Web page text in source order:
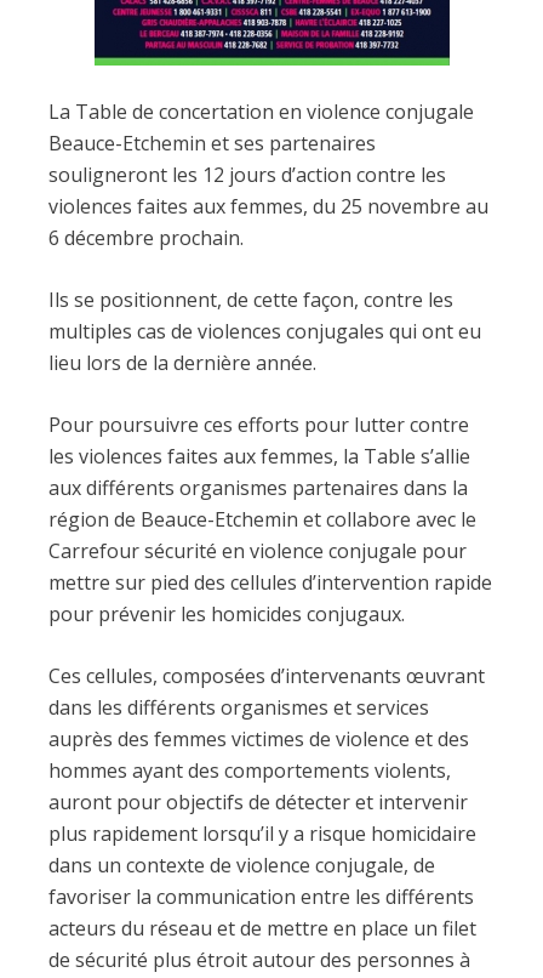
La Table de concertation en violence conjugale
Beauce-Etchemin et ses partenaires
souligneront les 12 jours d’action contre les
violences faites aux femmes, du 25 novembre au
6 décembre prochain.
Ils se positionnent, de cette façon, contre les
multiples cas de violences conjugales qui ont eu
lieu lors de la dernière année.
Pour poursuivre ces efforts pour lutter contre
les violences faites aux femmes, la Table s’allie
aux différents organismes partenaires dans la
région de Beauce-Etchemin et collabore avec le
Carrefour sécurité en violence conjugale pour
mettre sur pied des cellules d’intervention rapide
pour prévenir les homicides conjugaux.
Ces cellules, composées d’intervenants œuvrant
dans les différents organismes et services
auprès des femmes victimes de violence et des
hommes ayant des comportements violents,
auront pour objectifs de détecter et intervenir
plus rapidement lorsqu’il y a risque homicidaire
dans un contexte de violence conjugale, de
favoriser la communication entre les différents
acteurs du réseau et de mettre en place un filet
de sécurité plus étroit autour des personnes à